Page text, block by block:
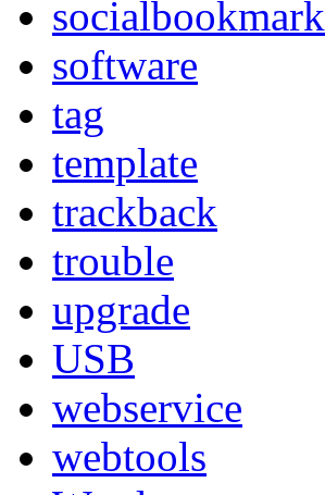
socialbookmark
software
tag
template
trackback
trouble
upgrade
USB
webservice
webtools